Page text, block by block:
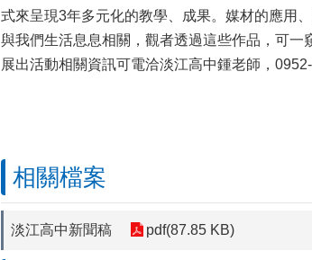
式來呈現3年多元化的教學、成果。媒材的應用
與我們生活息息相關，觀者透過這些作品，可一
展出活動相關資訊可電洽淡江高中鍾老師，
相關檔案
淡江高中新聞稿 pdf(87.85 KB)